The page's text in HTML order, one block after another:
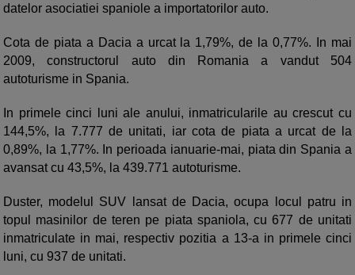
datelor asociatiei spaniole a importatorilor auto.
Cota de piata a Dacia a urcat la 1,79%, de la 0,77%. In mai
2009, constructorul auto din Romania a vandut 504
autoturisme in Spania.
In primele cinci luni ale anului, inmatricularile au crescut cu
144,5%, la 7.777 de unitati, iar cota de piata a urcat de la
0,89%, la 1,77%. In perioada ianuarie-mai, piata din Spania a
avansat cu 43,5%, la 439.771 autoturisme.
Duster, modelul SUV lansat de Dacia, ocupa locul patru in
topul masinilor de teren pe piata spaniola, cu 677 de unitati
inmatriculate in mai, respectiv pozitia a 13-a in primele cinci
luni, cu 937 de unitati.